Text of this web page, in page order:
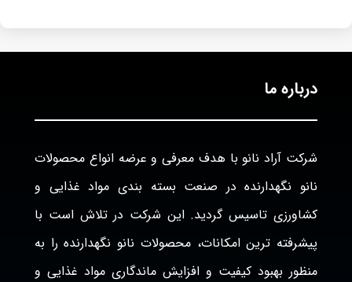
درباره ما
شرکت آراد نانو با هدف معرفی و عرضه انواع محصولات
نانو نگهدارنده در صنعت بسته بندی مواد غذایی و
کشاورزی تاسیس گردید. این شرکت در تلاش است با
پیشرفته ترین امکانات، محصولات نانو نگهدارنده را به
منظور بهبود کیفیت و افزایش ماندگاری مواد غذایی و